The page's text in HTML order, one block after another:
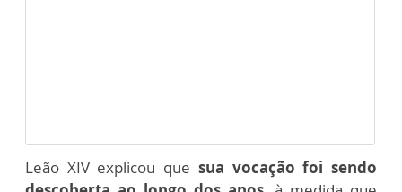
Leão XIV explicou que sua vocação foi sendo